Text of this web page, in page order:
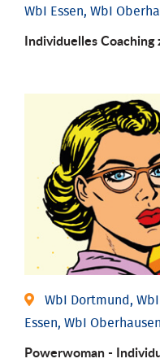
WbI Essen, WbI
Individuelles
WbI Dortmund,
Essen, WbI
Powerwoman -